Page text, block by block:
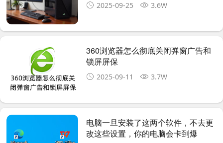
2025-09-25 3.6W
360浏览器怎么彻底关闭弹窗广告和
锁屏屏保
2025-09-11 3.7W
电脑一旦安装了这两个软件，不去更
改这些设置，你的电脑会卡到爆